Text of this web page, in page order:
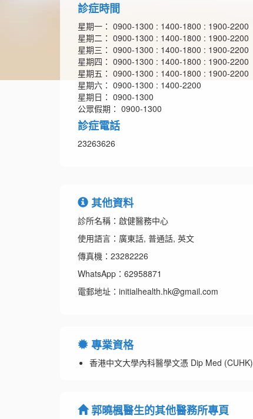
診症時間
星期一： 0900-1300 : 1400-1800 : 1900-2200
星期二： 0900-1300 : 1400-1800 : 1900-2200
星期三： 0900-1300 : 1400-1800 : 1900-2200
星期四： 0900-1300 : 1400-1800 : 1900-2200
星期五： 0900-1300 : 1400-1800 : 1900-2200
星期六： 0900-1300 : 1400-2200
星期日： 0900-1300
公眾假期： 0900-1300
診症電話
23263626
其他資料
診所名稱：啟健醫務中心
使用語言：廣東話, 普通話, 英文
傳真機：23282226
WhatsApp：62958871
電郵地址：initialhealth.hk@gmail.com
專業資格
香港中文大學內科醫學文憑 Dip Med (CUHK)
郭曉楓醫生的其他醫務所專頁